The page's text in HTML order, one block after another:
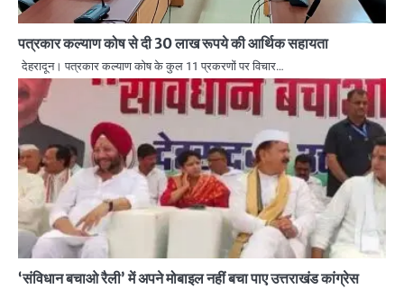
पत्रकार कल्याण कोष से दी 30 लाख रूपये की आर्थिक सहायता
देहरादून। पत्रकार कल्याण कोष के कुल 11 प्रकरणों पर विचार…
‘संविधान बचाओ रैली’ में अपने मोबाइल नहीं बचा पाए उत्तराखंड कांग्रेस